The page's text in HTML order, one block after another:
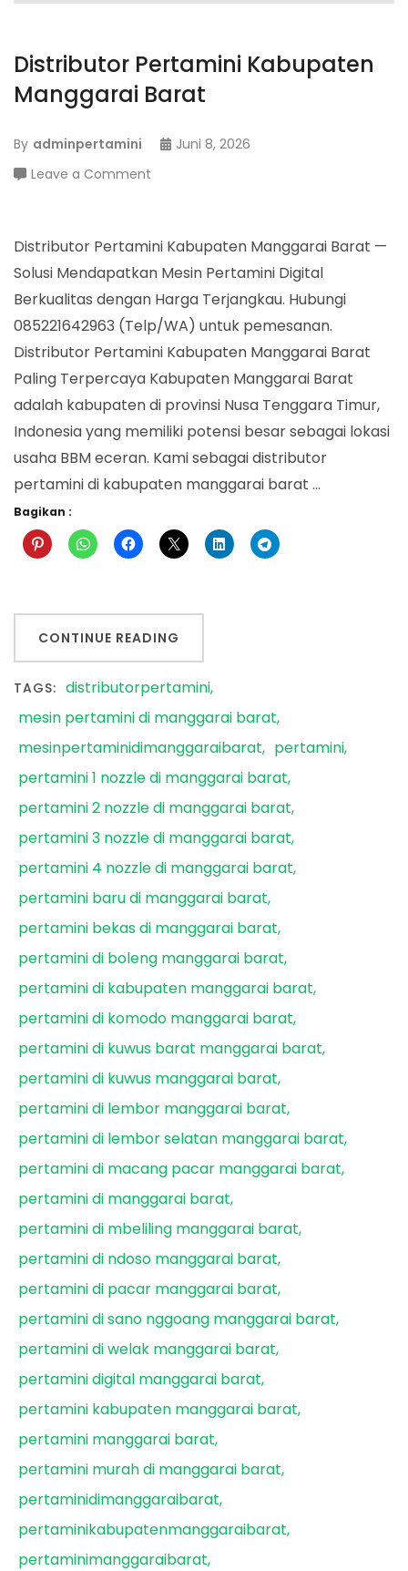
Distributor Pertamini Kabupaten
Manggarai Barat
By adminpertamini
Juni 8, 2026
Leave a Comment
Kabupaten
Manggarai
Barat
Distributor Pertamini Kabupaten Manggarai Barat —
Solusi Mendapatkan Mesin Pertamini Digital
Berkualitas dengan Harga Terjangkau. Hubungi
085221642963 (Telp/WA) untuk pemesanan.
Distributor Pertamini Kabupaten Manggarai Barat
Paling Terpercaya Kabupaten Manggarai Barat
adalah kabupaten di provinsi Nusa Tenggara Timur,
Indonesia yang memiliki potensi besar sebagai lokasi
usaha BBM eceran. Kami sebagai distributor
pertamini di kabupaten manggarai barat …
Bagikan :
CONTINUE READING
TAGS: distributorpertamini
mesin pertamini di manggarai barat
mesinpertaminidimanggaraibarat
pertamini
pertamini 1 nozzle di manggarai barat
pertamini 2 nozzle di manggarai barat
pertamini 3 nozzle di manggarai barat
pertamini 4 nozzle di manggarai barat
pertamini baru di manggarai barat
pertamini bekas di manggarai barat
pertamini di boleng manggarai barat
pertamini di kabupaten manggarai barat
pertamini di komodo manggarai barat
pertamini di kuwus barat manggarai barat
pertamini di kuwus manggarai barat
pertamini di lembor manggarai barat
pertamini di lembor selatan manggarai barat
pertamini di macang pacar manggarai barat
pertamini di manggarai barat
pertamini di mbeliling manggarai barat
pertamini di ndoso manggarai barat
pertamini di pacar manggarai barat
pertamini di sano nggoang manggarai barat
pertamini di welak manggarai barat
pertamini digital manggarai barat
pertamini kabupaten manggarai barat
pertamini manggarai barat
pertamini murah di manggarai barat
pertaminidimanggaraibarat
pertaminikabupatenmanggaraibarat
pertaminimanggaraibarat